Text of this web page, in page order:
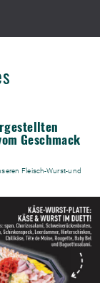
Geschmack
Fleisch-Wurst-und